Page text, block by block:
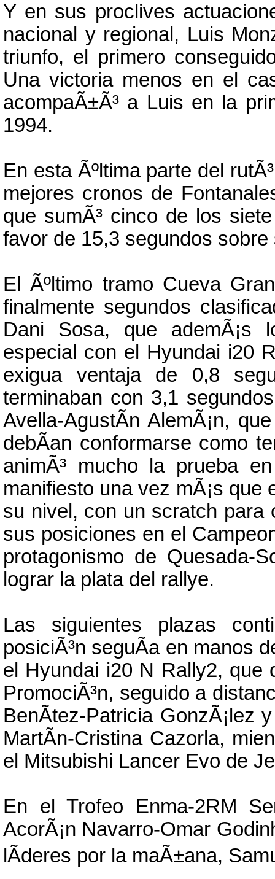
Y en sus proclives
nacional y regional, Luis
triunfo, el primero
Una victoria menos en el
acompaÃ±Ã³ a Luis en la
1994.
En esta Ãºltima parte del
mejores cronos de
que sumÃ³ cinco de los
favor de 15,3 segundos
El Ãºltimo tramo Cueva
finalmente segundos
Dani Sosa, que ademÃ¡s
especial con el Hyundai i20
exigua ventaja de 0,8
terminaban con 3,1
Avella-AgustÃ­n AlemÃ¡n,
debÃ­an conformarse como
animÃ³ mucho la prueba
manifiesto una vez mÃ¡s
su nivel, con un scratch para
sus posiciones en el
protagonismo de Quesada-
lograr la plata del rallye.
Las siguientes plazas
posiciÃ³n seguÃ­a en manos
el Hyundai i20 N Rally2, que
PromociÃ³n, seguido a
BenÃ­tez-Patricia GonzÃ¡lez
MartÃ­n-Cristina Cazorla,
el Mitsubishi Lancer Evo de
En el Trofeo Enma-2RM
AcorÃ¡n Navarro-Omar
lÃ­deres por la maÃ±ana,